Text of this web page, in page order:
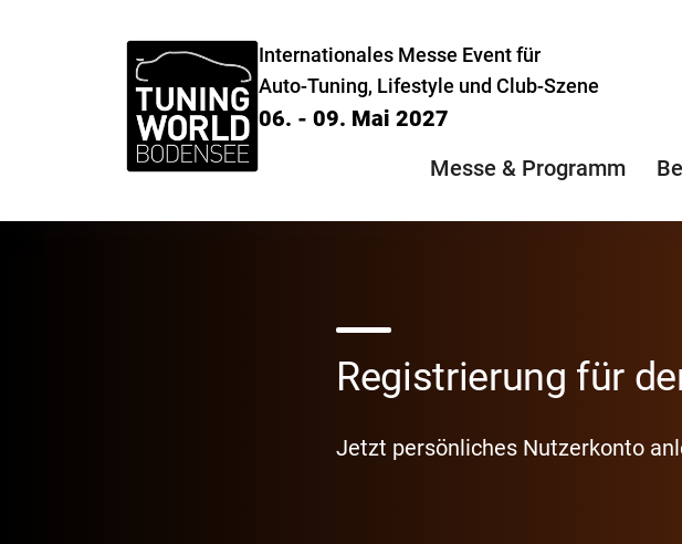
Internationales Messe Event für
Auto-Tuning, Lifestyle und Club-Szene
06. - 09. Mai 2027
Messe & Programm
Registrierung für
Jetzt persönliches Nutzerkonto